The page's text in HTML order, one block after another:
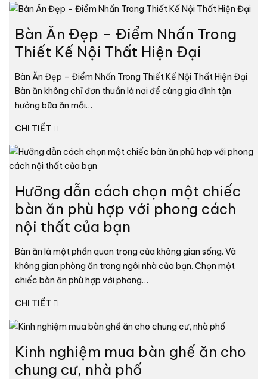
Bàn Ăn Đẹp – Điểm Nhấn Trong
Thiết Kế Nội Thất Hiện Đại
Bàn Ăn Đẹp – Điểm Nhấn Trong Thiết Kế Nội Thất Hiện Đại
Bàn ăn không chỉ đơn thuần là nơi để cùng gia đình tận
hưởng bữa ăn mỗi…
CHI TIẾT
Hưỡng dẫn cách chọn một chiếc
bàn ăn phù hợp với phong cách
nội thất của bạn
Bàn ăn là một phần quan trọng của không gian sống. Và
không gian phòng ăn trong ngôi nhà của bạn. Chọn một
chiếc bàn ăn phù hợp với phong…
CHI TIẾT
Kinh nghiệm mua bàn ghế ăn cho
chung cư, nhà phố